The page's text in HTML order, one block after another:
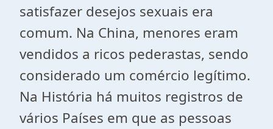
satisfazer desejos sexuais era
comum. Na China, menores eram
vendidos a ricos pederastas, sendo
considerado um comércio legítimo.
Na História há muitos registros de
vários Países em que as pessoas